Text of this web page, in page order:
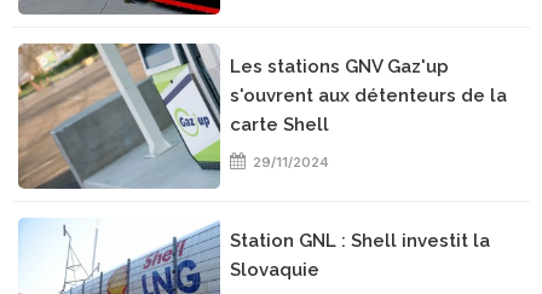
Les stations GNV Gaz'up
s'ouvrent aux détenteurs de la
carte Shell
29/11/2024
Station GNL : Shell investit la
Slovaquie